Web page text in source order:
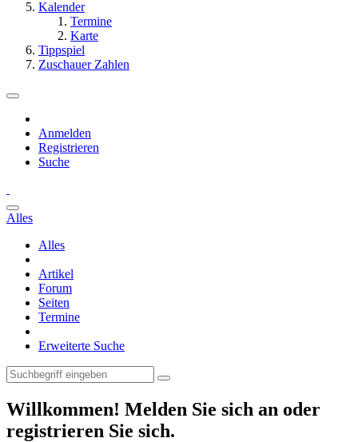
Kalender
Termine
Karte
Tippspiel
Zuschauer Zahlen
Anmelden
Registrieren
Suche
Alles
Alles
Artikel
Forum
Seiten
Termine
Erweiterte Suche
Willkommen! Melden Sie sich an oder
registrieren Sie sich.